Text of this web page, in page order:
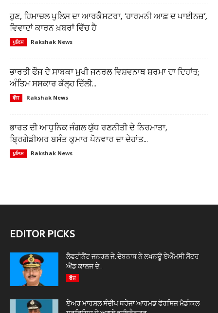
ਹੁਣ, ਹਿਮਾਚਲ ਪੁਲਿਸ ਦਾ ਆਰਕੈਸਟਰਾ, ‘ਹਾਰਮਨੀ ਆਫ਼ ਦ ਪਾਈਨਜ਼’,
ਵਿਵਾਦਾਂ ਕਾਰਨ ਖ਼ਬਰਾਂ ਵਿੱਚ ਹੈ
ਪੁਲਿਸ Rakshak News
ਭਾਰਤੀ ਫੌਜ ਦੇ ਸਾਬਕਾ ਮੁਖੀ ਜਨਰਲ ਵਿਸ਼ਵਨਾਥ ਸ਼ਰਮਾ ਦਾ ਦਿਹਾਂਤ;
ਅੰਤਿਮ ਸਸਕਾਰ ਕੱਲ੍ਹ ਦਿੱਲੀ...
ਫੌਜ Rakshak News
ਭਾਰਤ ਦੀ ਆਧੁਨਿਕ ਜੰਗਲ ਯੁੱਧ ਰਣਨੀਤੀ ਦੇ ਨਿਰਮਾਤਾ,
ਬ੍ਰਿਗੇਡੀਅਰ ਬਸੰਤ ਕੁਮਾਰ ਪੋਨਵਾਰ ਦਾ ਦੇਹਾਂਤ...
ਪੁਲਿਸ Rakshak News
EDITOR PICKS
ਲੈਫਟੀਨੈਂਟ ਜਨਰਲ ਜੇ. ਦੇਬਨਾਥ ਨੇ ਲਖਨਊ ਏਐੱਮਸੀ ਸੈਂਟਰ
ਐਂਡ ਕਾਲਜ ਦੇ...
ਫੌਜ
ਏਅਰ ਮਾਰਸ਼ਲ ਸੰਦੀਪ ਥਰੇਜਾ ਆਰਮਡ ਫੋਰਸਿਜ਼ ਮੈਡੀਕਲ